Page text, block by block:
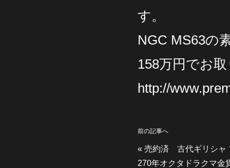
す。
NGC MS63の
158万円でお
http://
前の記事へ
« 売約済 古代ギリシャ
270年オクタドラクマ金